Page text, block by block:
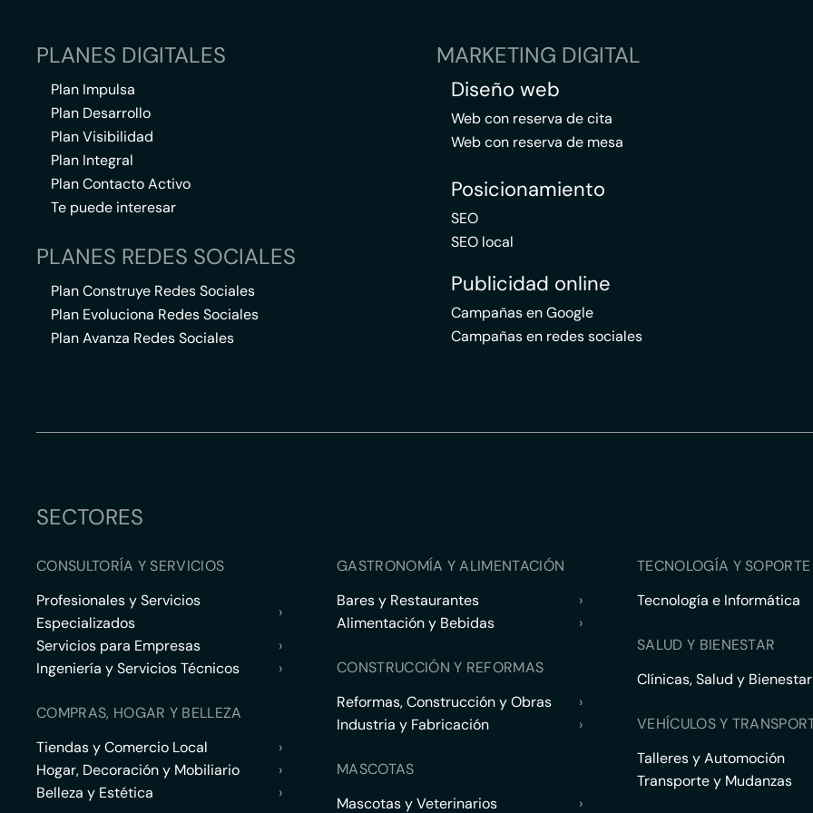
PLANES DIGITALES
Plan Impulsa
Plan Desarrollo
Plan Visibilidad
Plan Integral
Plan Contacto Activo
Te puede interesar
PLANES REDES SOCIALES
Plan Construye Redes Sociales
Plan Evoluciona Redes Sociales
Plan Avanza Redes Sociales
MARKETING DIGITAL
Diseño web
Web con reserva de cita
Web con reserva de mesa
Posicionamiento
SEO
SEO local
Publicidad online
Campañas en Google
Campañas en redes sociales
SECTORES
CONSULTORÍA Y SERVICIOS
Profesionales y Servicios
Especializados
›
Servicios para Empresas
›
Ingeniería y Servicios Técnicos
›
COMPRAS, HOGAR Y BELLEZA
Tiendas y Comercio Local
›
Hogar, Decoración y Mobiliario
›
Belleza y Estética
›
GASTRONOMÍA Y ALIMENTACIÓN
Bares y Restaurantes
›
Alimentación y Bebidas
›
CONSTRUCCIÓN Y REFORMAS
Reformas, Construcción y Obras
›
Industria y Fabricación
›
MASCOTAS
Mascotas y Veterinarios
›
TECNOLOGÍA Y
Tecnología e Informática
SALUD Y BIENESTAR
Clínicas, Salud y Bienestar
VEHÍCULOS Y
Talleres y Automoción
Transporte y Mudanzas